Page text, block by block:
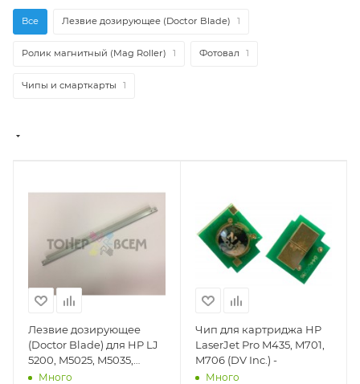
Все Лезвие дозирующее (Doctor Blade) 1
Ролик магнитный (Mag Roller) 1 Фотовал 1
Чипы и смарткарты 1
Лезвие дозирующее
(Doctor Blade) для HP LJ
5200, M5025, M5035,
M435, M701, M706, M712
Много
Чип для картриджа HP
LaserJet Pro M435, M701,
M706 (DV Inc.) -
Много